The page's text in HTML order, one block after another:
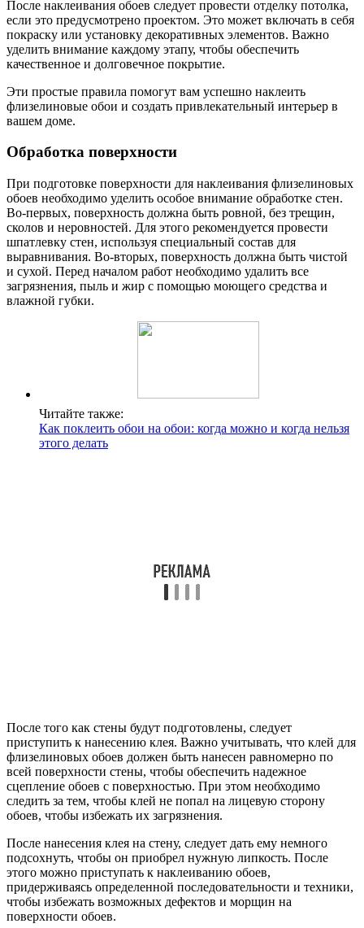
После наклеивания обоев следует провести отделку потолка,
если это предусмотрено проектом. Это может включать в себя
покраску или установку декоративных элементов. Важно
уделить внимание каждому этапу, чтобы обеспечить
качественное и долговечное покрытие.
Эти простые правила помогут вам успешно наклеить
флизелиновые обои и создать привлекательный интерьер в
вашем доме.
Обработка поверхности
При подготовке поверхности для наклеивания флизелиновых
обоев необходимо уделить особое внимание обработке стен.
Во-первых, поверхность должна быть ровной, без трещин,
сколов и неровностей. Для этого рекомендуется провести
шпатлевку стен, используя специальный состав для
выравнивания. Во-вторых, поверхность должна быть чистой
и сухой. Перед началом работ необходимо удалить все
загрязнения, пыль и жир с помощью моющего средства и
влажной губки.
Читайте также:
Как поклеить обои на обои: когда можно и когда нельзя
этого делать
После того как стены будут подготовлены, следует
приступить к нанесению клея. Важно учитывать, что клей для
флизелиновых обоев должен быть нанесен равномерно по
всей поверхности стены, чтобы обеспечить надежное
сцепление обоев с поверхностью. При этом необходимо
следить за тем, чтобы клей не попал на лицевую сторону
обоев, чтобы избежать их загрязнения.
После нанесения клея на стену, следует дать ему немного
подсохнуть, чтобы он приобрел нужную липкость. После
этого можно приступать к наклеиванию обоев,
придерживаясь определенной последовательности и техники,
чтобы избежать возможных дефектов и морщин на
поверхности обоев.